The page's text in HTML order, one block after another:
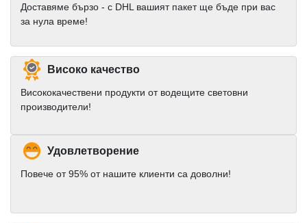
Доставяме бързо - с DHL вашият пакет ще бъде при вас
за нула време!
Високо качество
Висококачествени продукти от водещите световни
производители!
Удовлетворение
Повече от 95% от нашите клиенти са доволни!